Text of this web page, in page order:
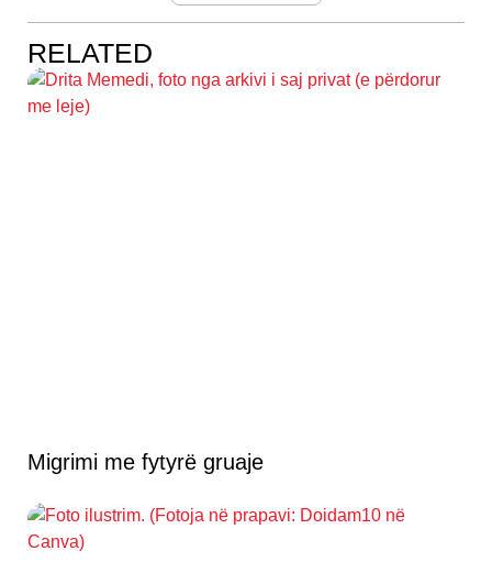
RELATED
Migrimi me fytyrë gruaje